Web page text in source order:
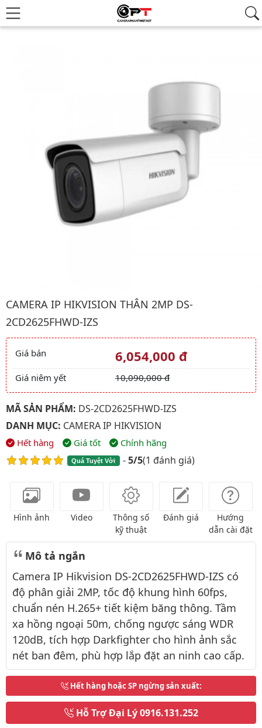
Hình ảnh đại diện của sản phẩm Camera IP HIKVISION Thân
CAMERA IP HIKVISION THÂN 2MP DS-
2CD2625FHWD-IZS
Giá và khuyến mãi
Giá bán 6,054,000 đ
Giá niêm yết 10,090,000 đ
MÃ SẢN PHẨM: DS-2CD2625FHWD-IZS
DANH MỤC: CAMERA IP HIKVISION
Hết hàng Giá tốt Chính hãng
Quá Tuyệt Vời -5/5(1 đánh giá)
Hình ảnh Video
Thông số
kỹ thuật
Đánh giá
Hướng
dẫn cài đặt
Mô tả ngắn
Camera IP Hikvision DS-2CD2625FHWD-IZS có
độ phân giải 2MP, tốc độ khung hình 60fps,
chuẩn nén H.265+ tiết kiệm băng thông. Tầm
xa hồng ngoại 50m, chống ngược sáng WDR
120dB, tích hợp Darkfighter cho hình ảnh sắc
nét ban đêm, phù hợp lắp đặt an ninh cao cấp.
Hết hàng hoặc SP ngừng sản xuất:
Hỗ Trợ Đại Lý0916.131.252